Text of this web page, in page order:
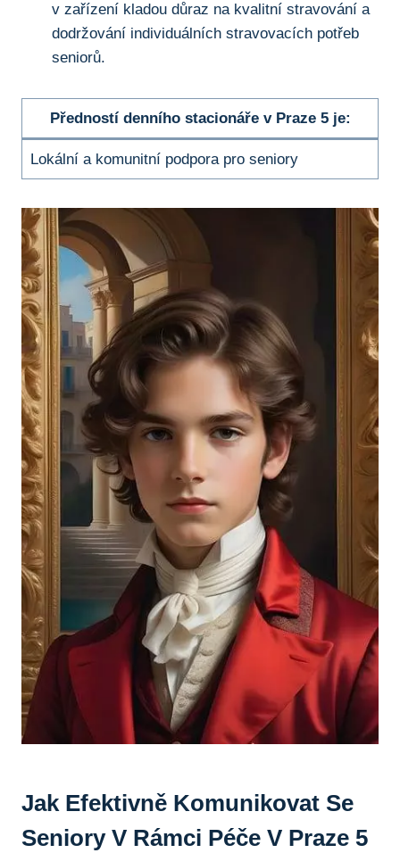
v zařízení kladou důraz na kvalitní stravování a
dodržování individuálních stravovacích potřeb
seniorů.
Předností denního stacionáře v Praze 5 je:
Lokální a komunitní podpora pro seniory
Jak Efektivně Komunikovat Se
Seniory V Rámci Péče V Praze 5